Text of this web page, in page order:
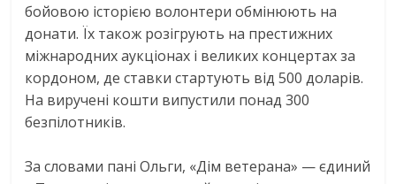
бойовою історією волонтери обмінюють на
донати. Їх також розігрують на престижних
міжнародних аукціонах і великих концертах за
кордоном, де ставки стартують від 500 доларів.
На виручені кошти випустили понад 300
безпілотників.
За словами пані Ольги, «Дім ветерана» — єдиний